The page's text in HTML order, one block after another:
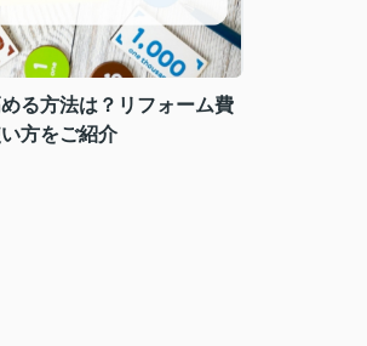
る方法は？リフォーム費
方をご紹介